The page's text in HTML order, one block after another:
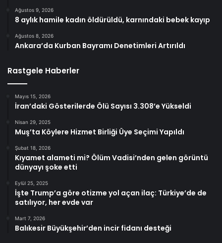
Ağustos 9, 2026
8 aylık hamile kadın öldürüldü, karnındaki bebek kayıp
Ağustos 8, 2026
Ankara’da Kurban Bayramı Denetimleri Artırıldı
Rastgele Haberler
Mayıs 15, 2026
İran’daki Gösterilerde Ölü Sayısı 3.308’e Yükseldi
Nisan 29, 2025
Muş’ta Köylere Hizmet Birliği Üye Seçimi Yapıldı
Şubat 18, 2026
Kıyamet alameti mi? Ölüm Vadisi’nden gelen görüntü
dünyayı şoke etti
Eylül 25, 2025
İşte Trump’a göre otizme yol açan ilaç: Türkiye’de de
satılıyor, her evde var
Mart 7, 2026
Balıkesir Büyükşehir’den incir fidanı desteği